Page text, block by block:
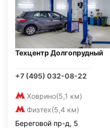
Техцентр Долгопрудный
+7 (495) 032-08-22
Ховрино(5,1 км)
Физтех(5,4 км)
Береговой пр-д, 5